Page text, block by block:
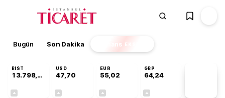
Bugün Son Dakika Finans EKSTRA
BIST
13.798,82
USD
47,70
EUR
55,02
GBP
64,24